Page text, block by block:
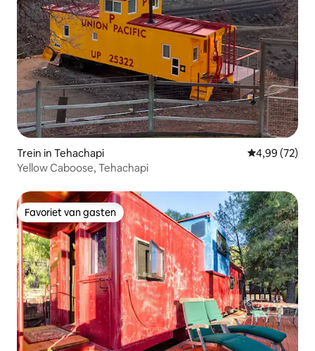
Trein in Tehachapi Gemiddelde
4,99 (72)
Yellow Caboose, Tehachapi
Favoriet van gasten
Favoriet van gasten